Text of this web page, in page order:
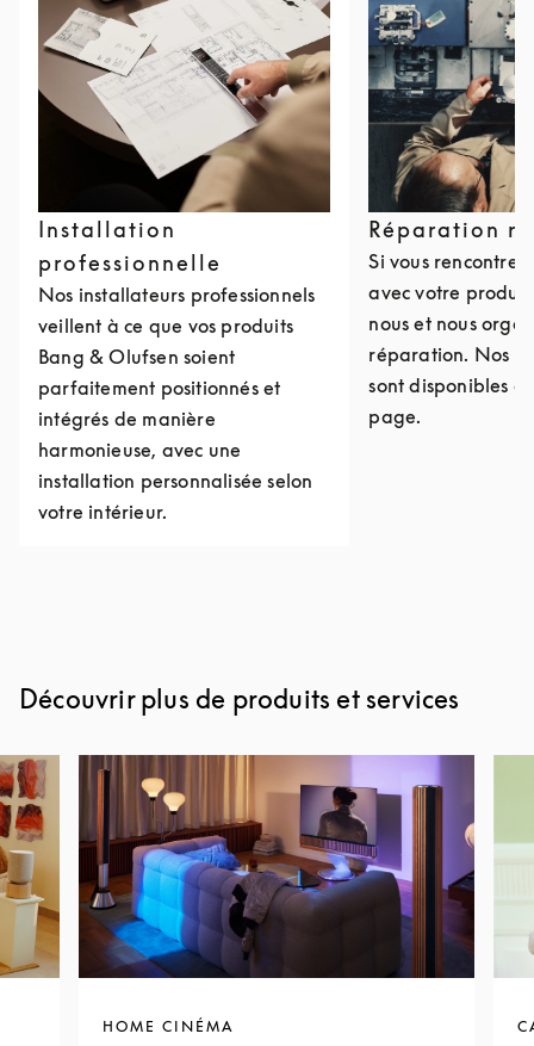
Installation
professionnelle
Nos installateurs professionnels
veillent à ce que vos produits
Bang & Olufsen soient
parfaitement positionnés et
intégrés de manière
harmonieuse, avec une
installation personnalisée selon
votre intérieur.
Réparation
Si vous
avec votre
nous et nous
réparation. Nos
sont disponibles
page.
Découvrir plus de produits et services
HOME CINÉMA